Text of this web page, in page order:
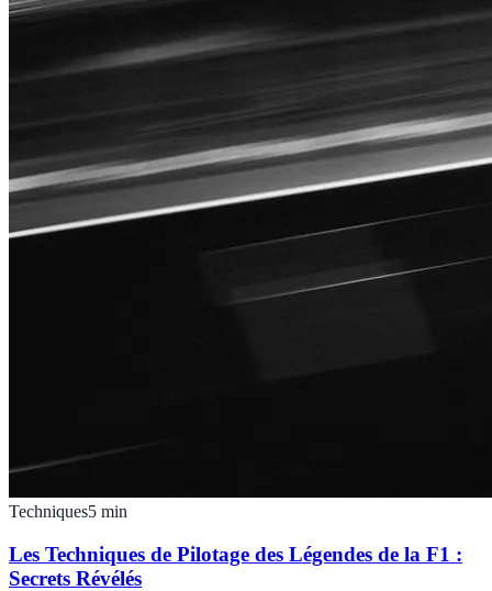
Techniques5 min
Les Techniques de Pilotage des Légendes de la F1 :
Secrets Révélés